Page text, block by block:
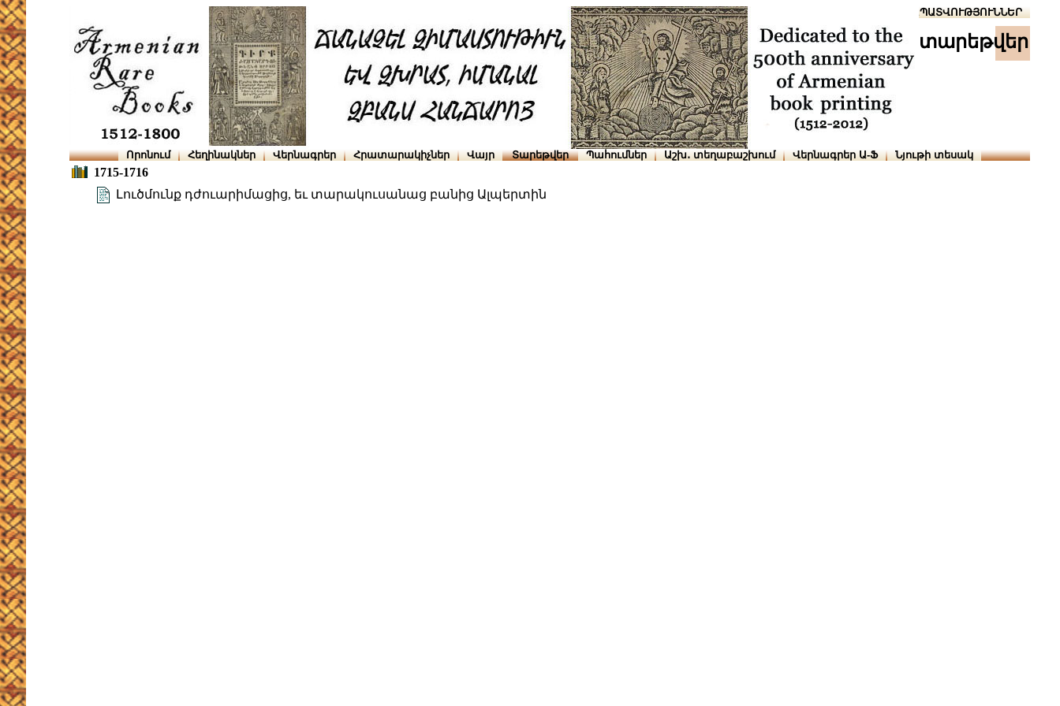
ՆԱԽԱՊԱՏՎՈՒԹՅՈՒՆՆԵՐ
տարեթվեր
Որոնում Հեղինակներ Վերնագրեր Հրատարակիչներ Վայր Տարեթվեր Պահումներ Աշխ․ տեղաբաշխում Վերնագրեր Ա-Ֆ Նյութի տեսակ
1715-1716
Լուծմունք դժուարիմացից, եւ տարակուսանաց բանից Ալպերտին